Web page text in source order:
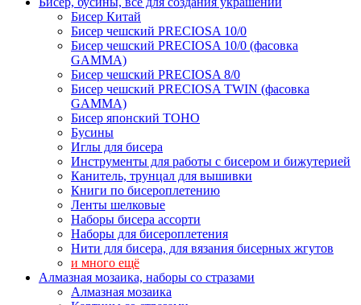
Бисер Китай
Бисер чешский PRECIOSA 10/0
Бисер чешский PRECIOSA 10/0 (фасовка
GAMMA)
Бисер чешский PRECIOSA 8/0
Бисер чешский PRECIOSA TWIN (фасовка
GAMMA)
Бисер японский TOHO
Бусины
Иглы для бисера
Инструменты для работы с бисером и бижутерией
Канитель, трунцал для вышивки
Книги по бисероплетению
Ленты шелковые
Наборы бисера ассорти
Наборы для бисероплетения
Нити для бисера, для вязания бисерных жгутов
и много ещё
Алмазная мозаика, наборы со стразами
Алмазная мозаика